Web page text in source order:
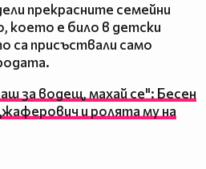
прекрасните семейни
което е било в детски
са присъствали само
за водещ, махай се": Бесен
и ролята му на